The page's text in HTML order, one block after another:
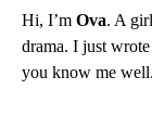
Hi, I’m Ova. A
drama. I just
you know me